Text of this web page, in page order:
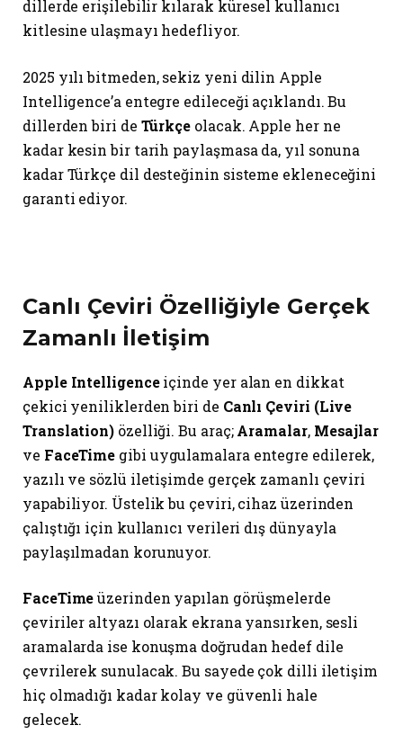
dillerde erişilebilir kılarak küresel kullanıcı
kitlesine ulaşmayı hedefliyor.
2025 yılı bitmeden, sekiz yeni dilin Apple
Intelligence’a entegre edileceği açıklandı. Bu
dillerden biri de Türkçe olacak. Apple her ne
kadar kesin bir tarih paylaşmasa da, yıl sonuna
kadar Türkçe dil desteğinin sisteme ekleneceğini
garanti ediyor.
Canlı Çeviri Özelliğiyle Gerçek
Zamanlı İletişim
Apple Intelligenceiçinde yer alan en dikkat
çekici yeniliklerden biri de Canlı Çeviri (Live
Translation) özelliği. Bu araç;Aramalar, Mesajlar
ve FaceTime gibi uygulamalara entegre edilerek,
yazılı ve sözlü iletişimde gerçek zamanlı çeviri
yapabiliyor. Üstelik bu çeviri, cihaz üzerinden
çalıştığı için kullanıcı verileri dış dünyayla
paylaşılmadan korunuyor.
FaceTimeüzerinden yapılan görüşmelerde
çeviriler altyazı olarak ekrana yansırken, sesli
aramalarda ise konuşma doğrudan hedef dile
çevrilerek sunulacak. Bu sayede çok dilli iletişim
hiç olmadığı kadar kolay ve güvenli hale
gelecek.